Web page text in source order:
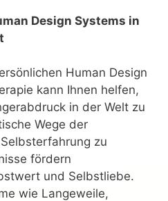
Design Systems in
Human Design
kann Ihnen helfen,
in der Welt zu
Wege der
zu
fördern
und Selbstliebe.
wie Langeweile,